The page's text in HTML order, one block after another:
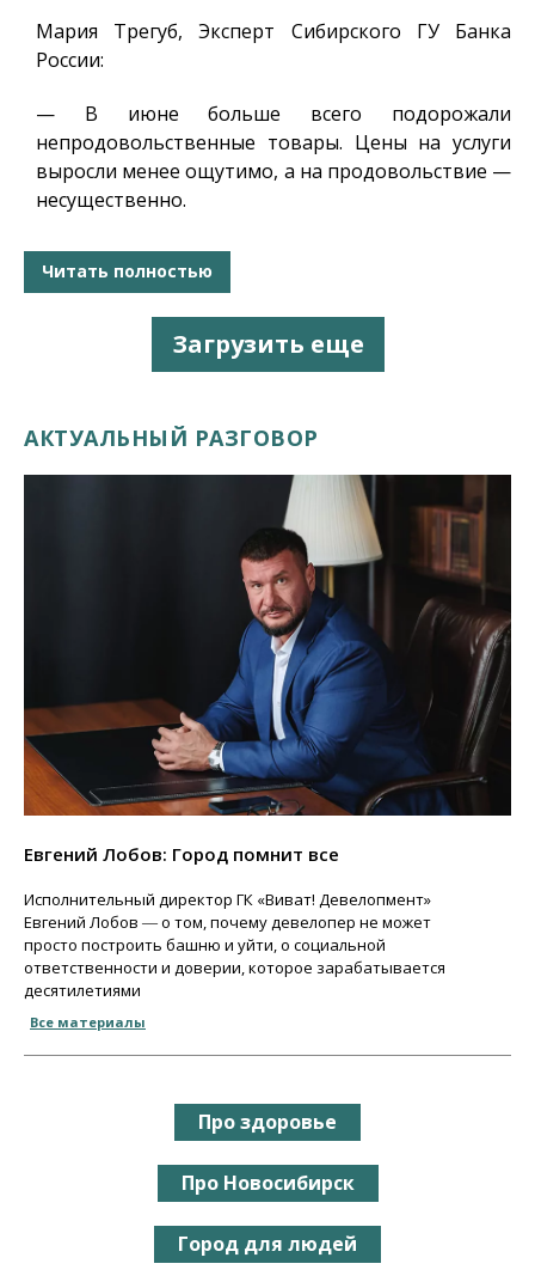
Мария Трегуб, Эксперт Сибирского ГУ Банка
России:
— В июне больше всего подорожали
непродовольственные товары. Цены на услуги
выросли менее ощутимо, а на продовольствие —
несущественно.
Читать полностью
Загрузить еще
АКТУАЛЬНЫЙ РАЗГОВОР
Евгений Лобов: Город помнит все
Исполнительный директор ГК «Виват! Девелопмент»
Евгений Лобов ― о том, почему девелопер не может
просто построить башню и уйти, о социальной
ответственности и доверии, которое зарабатывается
десятилетиями
Все материалы
Про здоровье
Про Новосибирск
Город для людей